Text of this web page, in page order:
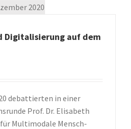
2020
Digitalisierung auf dem
debattierten in einer
Prof. Dr. Elisabeth
Multimodale Mensch-